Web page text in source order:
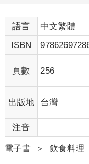
語言 中文繁體
ISBN
頁數 256
出版地 台灣
注音
電子書 ＞ 飲食料理